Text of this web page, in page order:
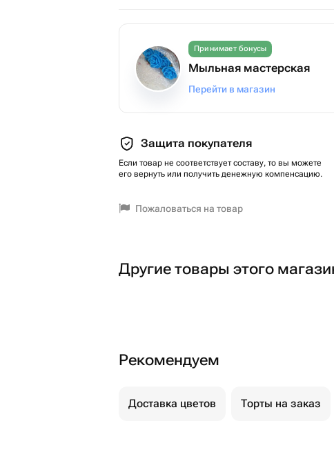
Принимает бонусы
Мыльная мастерская
Перейти в магазин
Защита покупателя
Если товар не соответствует составу, то вы можете
его вернуть или получить денежную компенсацию.
Пожаловаться на товар
Другие товары этого
Рекомендуем
Доставка цветов Торты на заказ